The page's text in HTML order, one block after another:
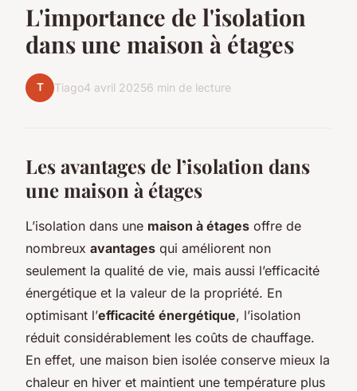
L'importance de l'isolation
dans une maison à étages
T Tiago4 avril 20256 min de lecture
Les avantages de l’isolation dans
une maison à étages
L’isolation dans une maison à étages offre de
nombreux avantages qui améliorent non
seulement la qualité de vie, mais aussi l’efficacité
énergétique et la valeur de la propriété. En
optimisant l’efficacité énergétique, l’isolation
réduit considérablement les coûts de chauffage.
En effet, une maison bien isolée conserve mieux la
chaleur en hiver et maintient une température plus